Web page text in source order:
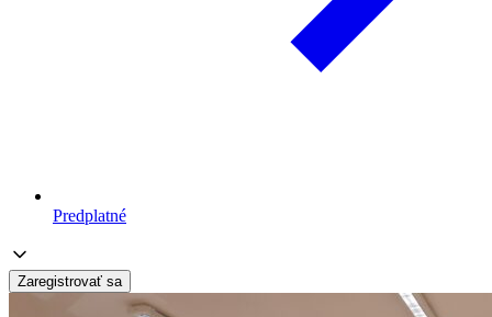
Predplatné
Zaregistrovať sa